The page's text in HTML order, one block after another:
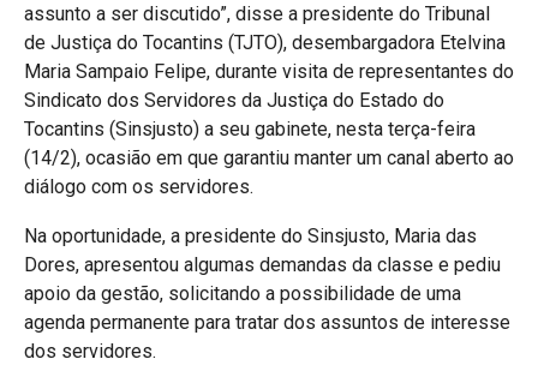
assunto a ser discutido”, disse a presidente do Tribunal
de Justiça do Tocantins (TJTO), desembargadora Etelvina
Maria Sampaio Felipe, durante visita de representantes do
Sindicato dos Servidores da Justiça do Estado do
Tocantins (Sinsjusto) a seu gabinete, nesta terça-feira
(14/2), ocasião em que garantiu manter um canal aberto ao
diálogo com os servidores.
Na oportunidade, a presidente do Sinsjusto, Maria das
Dores, apresentou algumas demandas da classe e pediu
apoio da gestão, solicitando a possibilidade de uma
agenda permanente para tratar dos assuntos de interesse
dos servidores.